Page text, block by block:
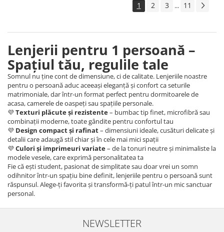
1 2 3 ... 11
Lenjerii pentru 1 persoană –
Spațiul tău, regulile tale
Somnul nu ține cont de dimensiune, ci de calitate. Lenjeriile noastre
pentru o persoană aduc aceeași eleganță și confort ca seturile
matrimoniale, dar într-un format perfect pentru dormitoarele de
acasa, camerele de oaspeți sau spațiile personale.
💜Texturi plăcute și rezistente– bumbac tip finet, microfibră sau
combinații moderne, toate gândite pentru confortul tau
💜 Design compact și rafinat– dimensiuni ideale, cusături delicate și
detalii care adaugă stil chiar și în cele mai mici spații
💜Culori și imprimeuri variate– de la tonuri neutre și minimaliste la
modele vesele, care exprimă personalitatea ta
Fie că ești student, pasionat de simplitate sau doar vrei un somn
odihnitor într-un spațiu bine definit, lenjeriile pentru o persoană sunt
răspunsul. Alege-ți favorita și transformă-ți patul într-un mic sanctuar
personal.
NEWSLETTER